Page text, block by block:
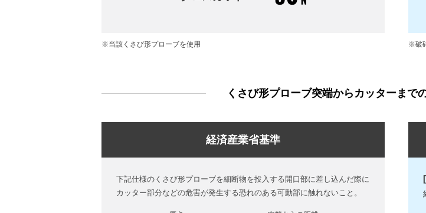
※当該くさび形プローブを使用 ※破
くさび形プローブ突端からカッターまで
経済産業省基準
下記仕様のくさび形プローブを細断物を投入する開口部に差し込んだ際に
カッター部分などの危害が発生する恐れのある可動部に触れないこと。